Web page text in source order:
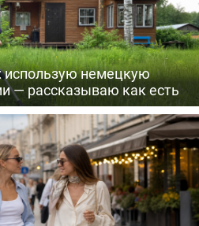
использую немецкую
— рассказываю как есть